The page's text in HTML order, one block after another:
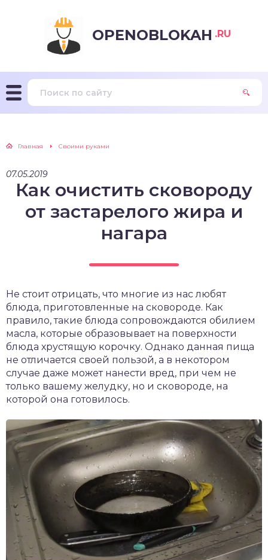
OPENOBLOKAH .RU
Главная Своими руками
07.05.2019
Как очистить сковороду
от застарелого жира и
нагара
Не стоит отрицать, что многие из нас любят
блюда, приготовленные на сковороде. Как
правило, такие блюда сопровождаются обилием
масла, которые образовывает на поверхности
блюда хрустящую корочку. Однако данная пища
не отличается своей пользой, а в некотором
случае даже может нанести вред, при чем не
только вашему желудку, но и сковороде, на
которой она готовилось.